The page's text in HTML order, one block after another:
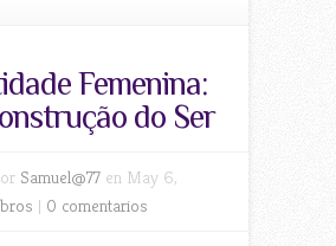
Femenina:
do Ser
Samuel@77 en May 6,
| 0 comentarios